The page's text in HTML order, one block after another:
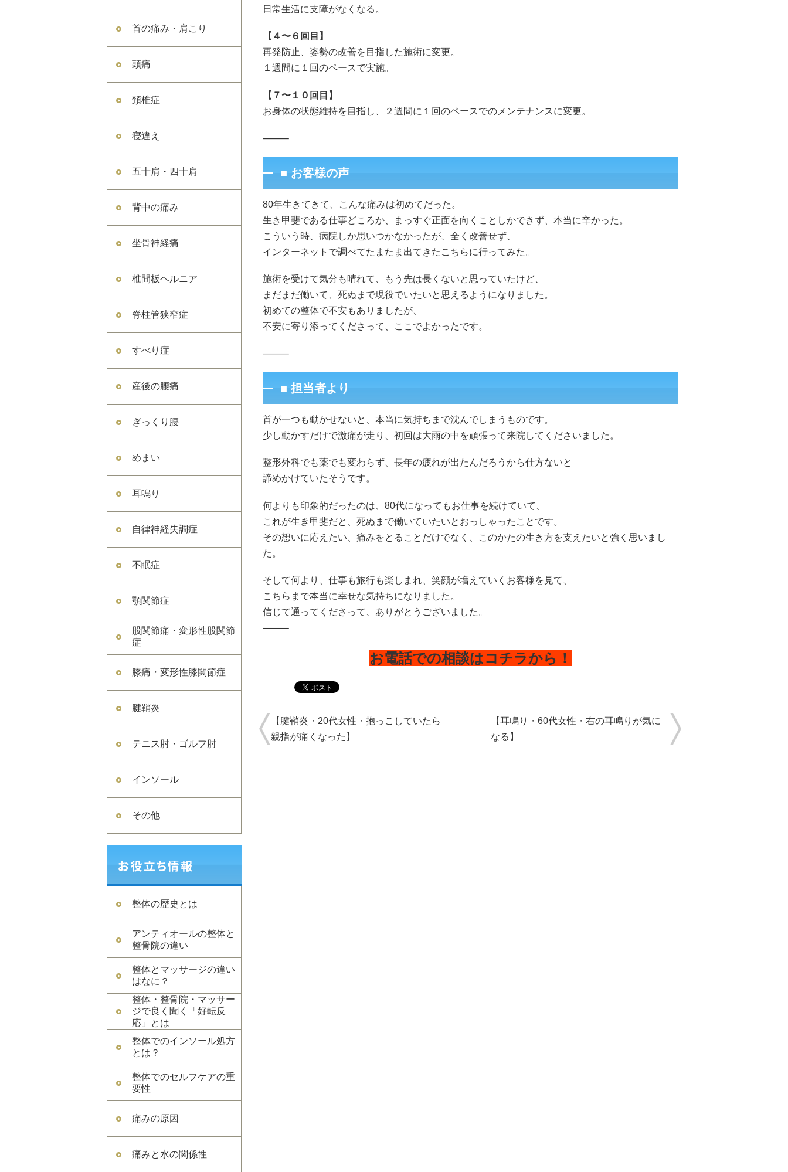
首の痛み・肩こり
頭痛
頚椎症
寝違え
五十肩・四十肩
背中の痛み
坐骨神経痛
椎間板ヘルニア
脊柱管狭窄症
すべり症
産後の腰痛
ぎっくり腰
めまい
耳鳴り
自律神経失調症
不眠症
顎関節症
股関節痛・変形性股関節
症
膝痛・変形性膝関節症
腱鞘炎
テニス肘・ゴルフ肘
インソール
その他
整体の歴史とは
アンティオールの整体と
整骨院の違い
整体とマッサージの違い
はなに？
整体・整骨院・マッサー
ジで良く聞く「好転反
応」とは
整体でのインソール処方
とは？
整体でのセルフケアの重
要性
痛みの原因
痛みと水の関係性
日常生活に支障がなくなる。
【４〜６回目】
再発防止、姿勢の改善を目指した施術に変更。
１週間に１回のペースで実施。
【７〜１０回目】
お身体の状態維持を目指し、２週間に１回のペースでのメンテナンスに変更。
⸻
■ お客様の声
80年生きてきて、こんな痛みは初めてだった。
生き甲斐である仕事どころか、まっすぐ正面を向くことしかできず、本当に辛かった。
こういう時、病院しか思いつかなかったが、全く改善せず、
インターネットで調べてたまたま出てきたこちらに行ってみた。
施術を受けて気分も晴れて、もう先は長くないと思っていたけど、
まだまだ働いて、死ぬまで現役でいたいと思えるようになりました。
初めての整体で不安もありましたが、
不安に寄り添ってくださって、ここでよかったです。
⸻
■ 担当者より
首が一つも動かせないと、本当に気持ちまで沈んでしまうものです。
少し動かすだけで激痛が走り、初回は大雨の中を頑張って来院してくださいました。
整形外科でも薬でも変わらず、長年の疲れが出たんだろうから仕方ないと
諦めかけていたそうです。
何よりも印象的だったのは、80代になってもお仕事を続けていて、
これが生き甲斐だと、死ぬまで働いていたいとおっしゃったことです。
その想いに応えたい、痛みをとることだけでなく、このかたの生き方を支えたいと強く思いまし
た。
そして何より、仕事も旅行も楽しまれ、笑顔が増えていくお客様を見て、
こちらまで本当に幸せな気持ちになりました。
信じて通ってくださって、ありがとうございました。
⸻
お電話での相談はコチラから！
【腱鞘炎・20代女性・抱っこしていたら
親指が痛くなった】
【耳鳴り・60代女性・右の耳鳴りが気に
なる】